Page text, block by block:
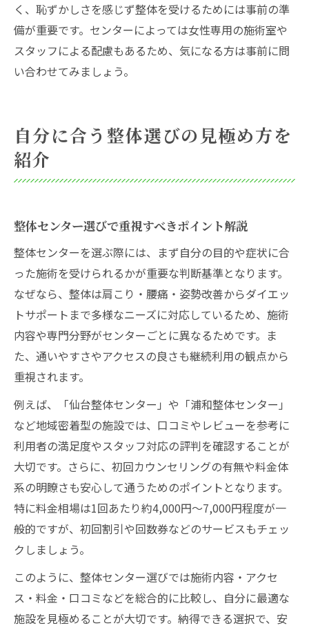
く、恥ずかしさを感じず整体を受けるためには事前の準
備が重要です。センターによっては女性専用の施術室や
スタッフによる配慮もあるため、気になる方は事前に問
い合わせてみましょう。
自分に合う整体選びの見極め方を
紹介
整体センター選びで重視すべきポイント解説
整体センターを選ぶ際には、まず自分の目的や症状に合
った施術を受けられるかが重要な判断基準となります。
なぜなら、整体は肩こり・腰痛・姿勢改善からダイエッ
トサポートまで多様なニーズに対応しているため、施術
内容や専門分野がセンターごとに異なるためです。ま
た、通いやすさやアクセスの良さも継続利用の観点から
重視されます。
例えば、「仙台整体センター」や「浦和整体センター」
など地域密着型の施設では、口コミやレビューを参考に
利用者の満足度やスタッフ対応の評判を確認することが
大切です。さらに、初回カウンセリングの有無や料金体
系の明瞭さも安心して通うためのポイントとなります。
特に料金相場は1回あたり約4,000円〜7,000円程度が一
般的ですが、初回割引や回数券などのサービスもチェッ
クしましょう。
このように、整体センター選びでは施術内容・アクセ
ス・料金・口コミなどを総合的に比較し、自分に最適な
施設を見極めることが大切です。納得できる選択で、安